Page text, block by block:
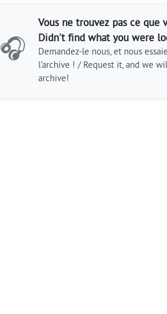
🎧
Vous ne trouvez pas ce que
Didn't find what you were
Demandez-le nous, et nous
l'archive ! / Request it, and we
archive!